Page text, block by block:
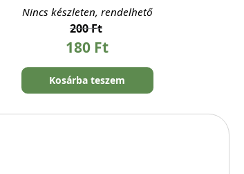
Nincs készleten, rendelhető
200Ft
180 Ft
Kosárba teszem